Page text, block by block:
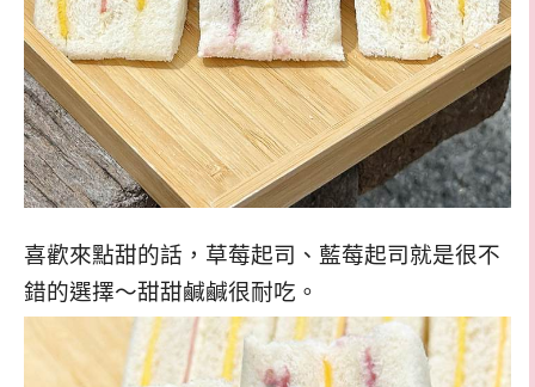
喜歡來點甜的話，草莓起司、藍莓起司就是很不
錯的選擇～甜甜鹹鹹很耐吃。